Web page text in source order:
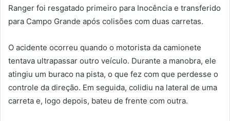
Ranger foi resgatado primeiro para Inocência e transferido
para Campo Grande após colisões com duas carretas.
O acidente ocorreu quando o motorista da camionete
tentava ultrapassar outro veículo. Durante a manobra, ele
atingiu um buraco na pista, o que fez com que perdesse o
controle da direção. Em seguida, colidiu na lateral de uma
carreta e, logo depois, bateu de frente com outra.